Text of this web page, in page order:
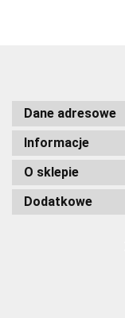
Dane adresowe
Informacje
O sklepie
Dodatkowe